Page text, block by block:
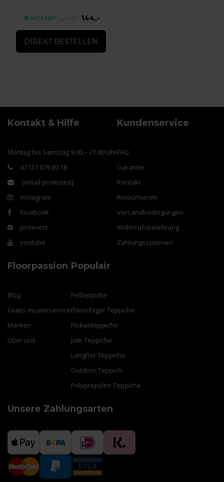
auf Lager 144,-
DIREKT BESTELLEN
Kontakt & Hilfe
Montag bis Samstag 9.00 – 21.00 Uhr
07121 679 80 18
[email protected]
instagram
facebook
pinterest
youtube
Kundenservice
FAQ
Garantie
Kontakt
Retournieren
Versandbedingungen
Widerrufsbelehrung
Zahlungsoptionen
Floorpassion
Blog
Gratis musterservice
Marken
Über uns
Populair
Fellteppiche
Flauschiger Teppiche
Flickenteppiche
Jute Teppiche
Langflor Teppiche
Outdoor Teppich
Polypropylen Teppiche
Unsere Zahlungsarten